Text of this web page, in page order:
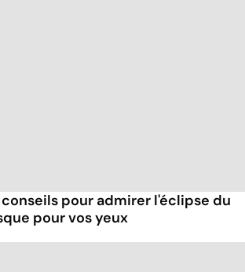
pour admirer l'éclipse du
pour vos yeux